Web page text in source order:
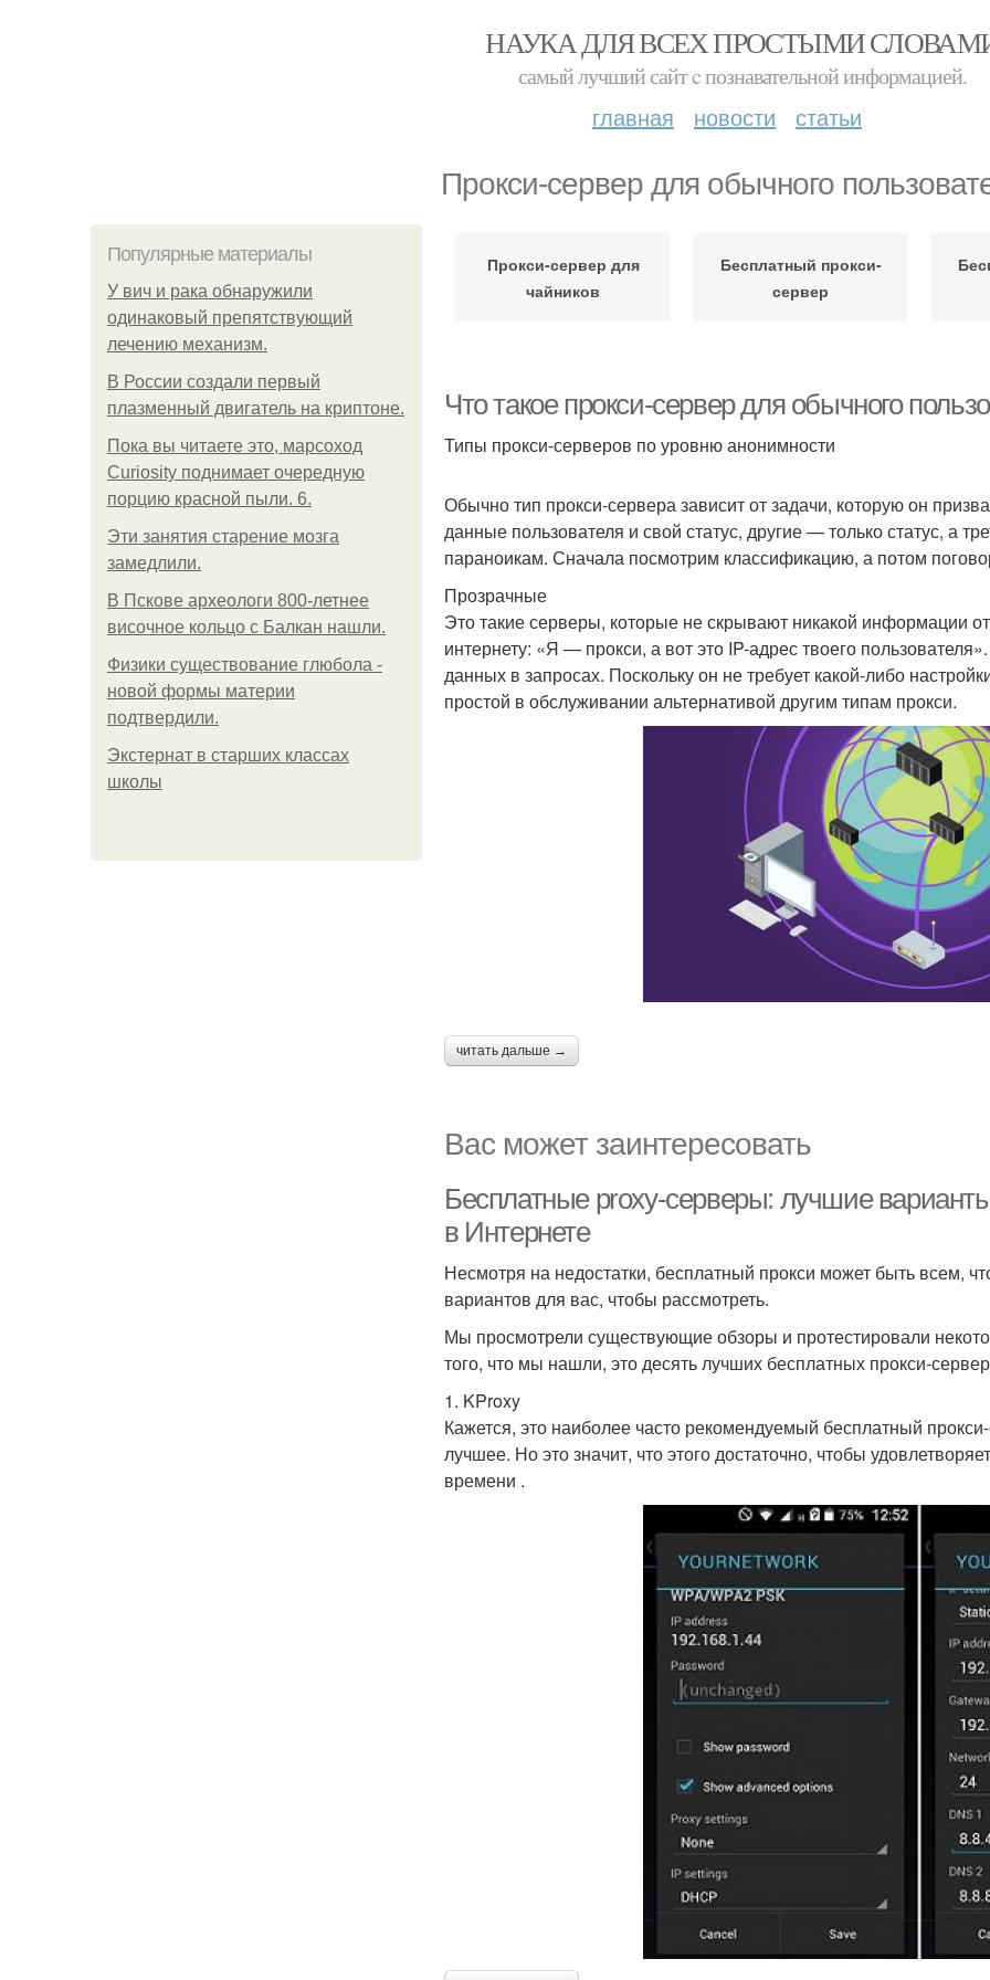
НАУКА ДЛЯ ВСЕХ ПРОСТЫМИ
самый лучший сайт c познавательной информацией.
главная новости статьи
Прокси-сервер для обычного
Популярные материалы
У вич и рака обнаружили
одинаковый препятствующий
лечению механизм.
В России создали первый
плазменный двигатель на криптоне.
Пока вы читаете это, марсоход
Curiosity поднимает очередную
порцию красной пыли. 6.
Эти занятия старение мозга
замедлили.
В Пскове археологи 800-летнее
височное кольцо с Балкан нашли.
Физики существование глюбола -
новой формы материи
подтвердили.
Экстернат в старших классах
школы
Прокси-сервер для
чайников
Бесплатный прокси-
сервер
Что такое прокси-сервер для обычного
Типы прокси-серверов по уровню анонимности
Обычно тип прокси-сервера зависит от задачи, которую он
данные пользователя и свой статус, другие — только статус, а
параноикам. Сначала посмотрим классификацию, а потом
Прозрачные
Это такие серверы, которые не скрывают никакой информации
интернету: «Я — прокси, а вот это IP-адрес твоего
данных в запросах. Поскольку он не требует какой-либо
простой в обслуживании альтернативой другим типам прокси.
читать дальше →
Вас может заинтересовать
Бесплатные proxy-серверы: лучшие
в Интернете
Несмотря на недостатки, бесплатный прокси может быть всем,
вариантов для вас, чтобы рассмотреть.
Мы просмотрели существующие обзоры и протестировали
того, что мы нашли, это десять лучших бесплатных прокси-
1. KProxy
Кажется, это наиболее часто рекомендуемый бесплатный
лучшее. Но это значит, что этого достаточно, чтобы
времени .